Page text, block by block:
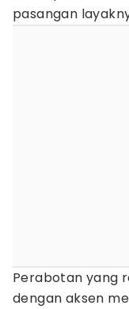
pasangan
Perabotan yang
dengan aksen